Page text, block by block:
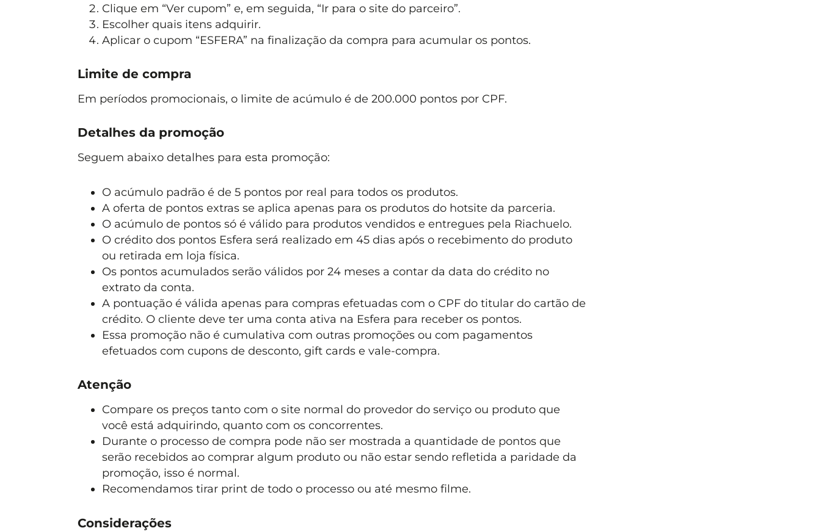
Clique em “Ver cupom” e, em seguida, “Ir para o site do parceiro”.
Escolher quais itens adquirir.
Aplicar o cupom “ESFERA” na finalização da compra para acumular os pontos.
Limite de compra
Em períodos promocionais, o limite de acúmulo é de 200.000 pontos por CPF.
Detalhes da promoção
Seguem abaixo detalhes para esta promoção:
O acúmulo padrão é de 5 pontos por real para todos os produtos.
A oferta de pontos extras se aplica apenas para os produtos do hotsite da parceria.
O acúmulo de pontos só é válido para produtos vendidos e entregues pela Riachuelo.
O crédito dos pontos Esfera será realizado em 45 dias após o recebimento do produto
ou retirada em loja física.
Os pontos acumulados serão válidos por 24 meses a contar da data do crédito no
extrato da conta.
A pontuação é válida apenas para compras efetuadas com o CPF do titular do cartão de
crédito. O cliente deve ter uma conta ativa na Esfera para receber os pontos.
Essa promoção não é cumulativa com outras promoções ou com pagamentos
efetuados com cupons de desconto, gift cards e vale-compra.
Atenção
Compare os preços tanto com o site normal do provedor do serviço ou produto que
você está adquirindo, quanto com os concorrentes.
Durante o processo de compra pode não ser mostrada a quantidade de pontos que
serão recebidos ao comprar algum produto ou não estar sendo refletida a paridade da
promoção, isso é normal.
Recomendamos tirar print de todo o processo ou até mesmo filme.
Considerações